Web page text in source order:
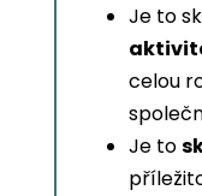
Je to
celou
Je to